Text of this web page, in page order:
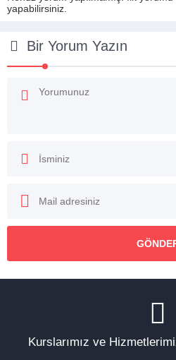
yapabilirsiniz.
Bir Yorum Yazın
Kurslarımız ve